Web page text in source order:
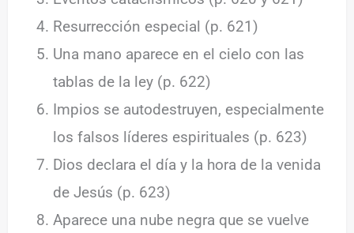
Resurrección especial (p. 621)
Una mano aparece en el cielo con las
tablas de la ley (p. 622)
Impios se autodestruyen, especialmente
los falsos líderes espirituales (p. 623)
Dios declara el día y la hora de la venida
de Jesús (p. 623)
Aparece una nube negra que se vuelve